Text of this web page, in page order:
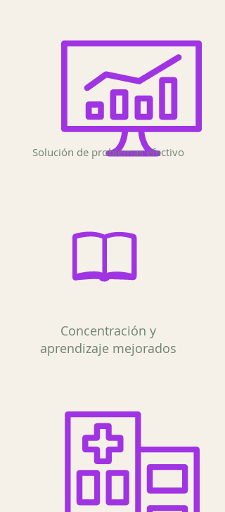
Solución de problemas efectivo
Concentración y
aprendizaje mejorados